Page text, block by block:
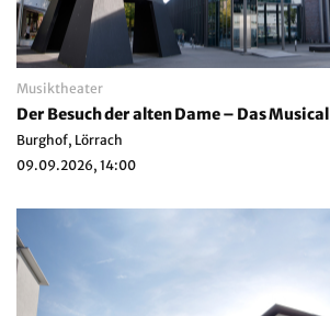
Musiktheater
Der Besuch der alten Dame – Das Musical
Burghof, Lörrach
09.09.2026, 14:00